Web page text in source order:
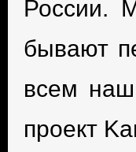
России.
бывают
всем
проект